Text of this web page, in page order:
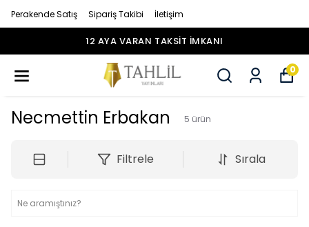
Perakende Satış Sipariş Takibi İletişim
12 AYA VARAN TAKSİT İMKANI
0
Necmettin Erbakan 5 ürün
Filtrele Sırala